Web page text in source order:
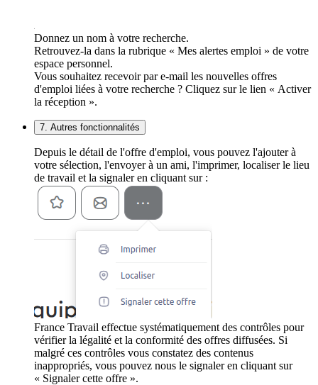
Donnez un nom à votre recherche.
Retrouvez-la dans la rubrique « Mes alertes emploi » de votre
espace personnel.
Vous souhaitez recevoir par e-mail les nouvelles offres
d'emploi liées à votre recherche ? Cliquez sur le lien « Activer
la réception ».
7. Autres fonctionnalités
Depuis le détail de l'offre d'emploi, vous pouvez l'ajouter à
votre sélection, l'envoyer à un ami, l'imprimer, localiser le lieu
de travail et la signaler en cliquant sur :
France Travail effectue systématiquement des contrôles pour
vérifier la légalité et la conformité des offres diffusées. Si
malgré ces contrôles vous constatez des contenus
inappropriés, vous pouvez nous le signaler en cliquant sur
« Signaler cette offre ».